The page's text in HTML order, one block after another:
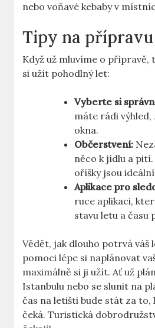
nebo voňavé kebaby v
Tipy na
Když už mluvíme o přípravě,
si užít pohodlný let:
Vyberte si
máte rádi výhled,
okna.
Občerstvení:
něco k jídlu a pití.
oříšky jsou
Aplikace pro
ruce aplikaci,
stavu letu a času
Vědět, jak dlouho potrvá váš
pomoci lépe si naplánovat
maximálně si ji užít. Ať už
Istanbulu nebo se slunit na
čas na letišti bude stát za to,
čeká. Turistická